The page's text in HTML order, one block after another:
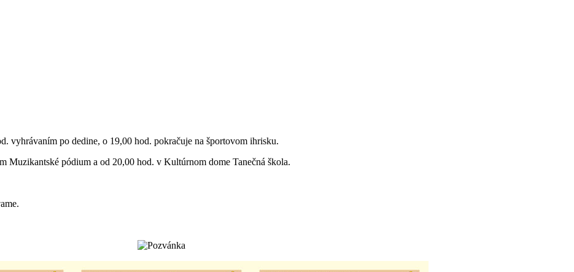
vyhrávaním po dedine, o 19,00 hod. pokračuje na športovom ihrisku.
Muzikantské pódium a od 20,00 hod. v Kultúrnom dome Tanečná škola.